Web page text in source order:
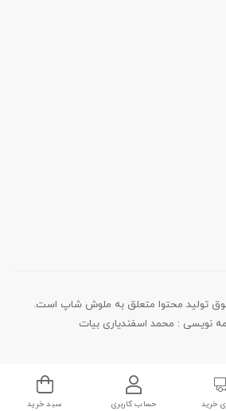
تولید محتوا متعلق به ملوش شاپ است.
نویسی : محمد اسفندیاری بیات
خرید حساب کاربری سبد خرید